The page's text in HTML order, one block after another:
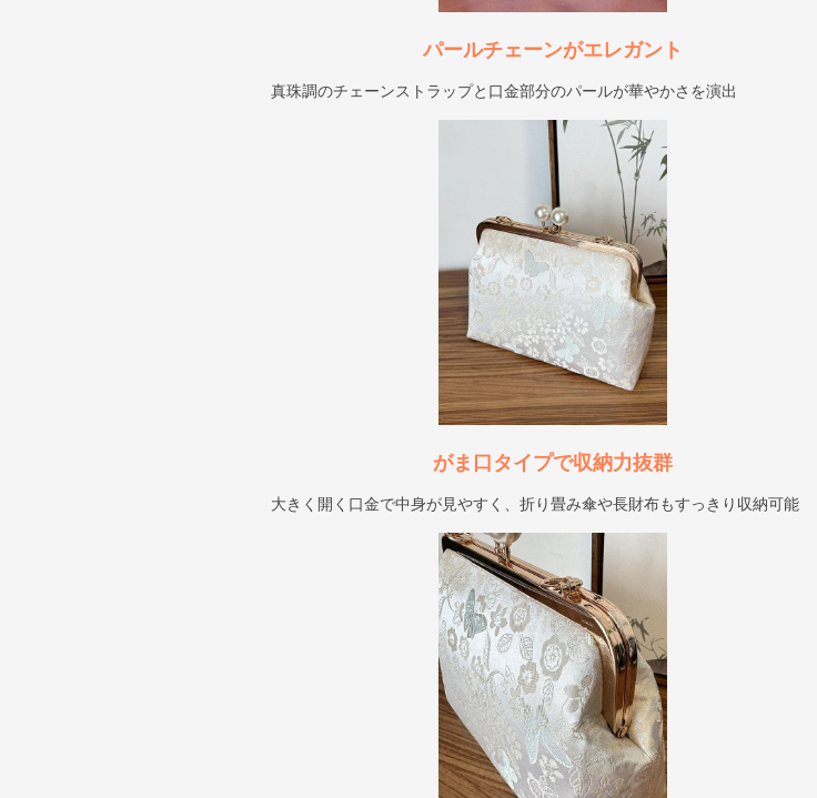
パールチェーンがエレガント
真珠調のチェーンストラップと口金部分のパールが華やかさを演出
がま口タイプで収納力抜群
大きく開く口金で中身が見やすく、折り畳み傘や長財布もすっきり収納可能